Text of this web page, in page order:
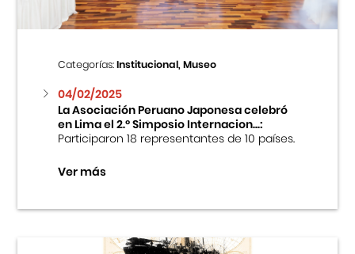
Categorías:Institucional, Museo
04/02/2025
La Asociación Peruano Japonesa celebró
en Lima el 2.º Simposio Internacion...:
Participaron 18 representantes de 10 países.
Ver más